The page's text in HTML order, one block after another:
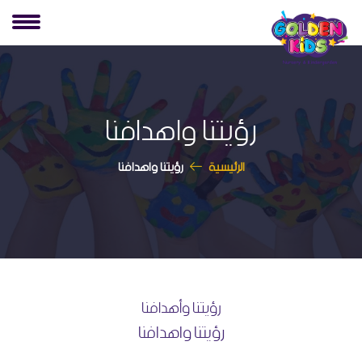
رؤيتنا واهدافنا
الرئيسية رؤيتنا واهدافنا
رؤيتنا وأهدافنا
رؤيتنا واهدافنا